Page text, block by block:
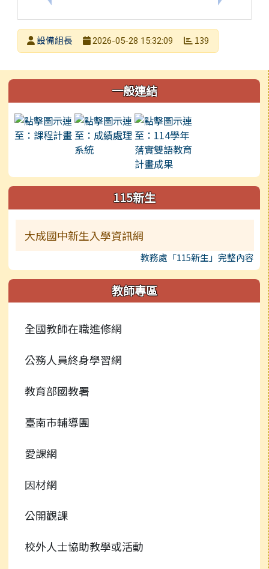
發布者設備組長
2026-05-28 15:32:09 139
左邊區域內容 一般連結
115新生
大成國中新生入學資訊網
教務處「115新生」完整內容
教師專區
全國教師在職進修網
公務人員終身學習網
教育部國教署
臺南市輔導團
愛課網
因材網
公開觀課
校外人士協助教學或活動